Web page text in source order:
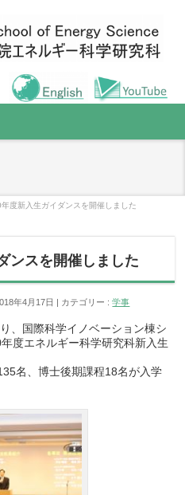
度新入生ガイダンスを開催しました
ンスを開催しました
年4月17日 カテゴリー :学事
、国際科学イノベーション棟シ
度エネルギー科学研究科新入生
名、博士後期課程18名が入学